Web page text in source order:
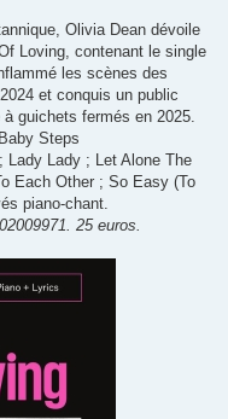
Olivia Dean dévoile
Loving, contenant le single
les scènes des
et conquis un public
guichets fermés en 2025.
Steps
Lady Lady ; Let Alone The
Each Other ; So Easy (To
piano-chant.
25 euros.